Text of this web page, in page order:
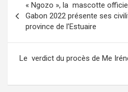
de
l’article
« Ngozo », la mascotte
Gabon 2022 présente ses
province de l’Estuaire
Le verdict du procès de Me